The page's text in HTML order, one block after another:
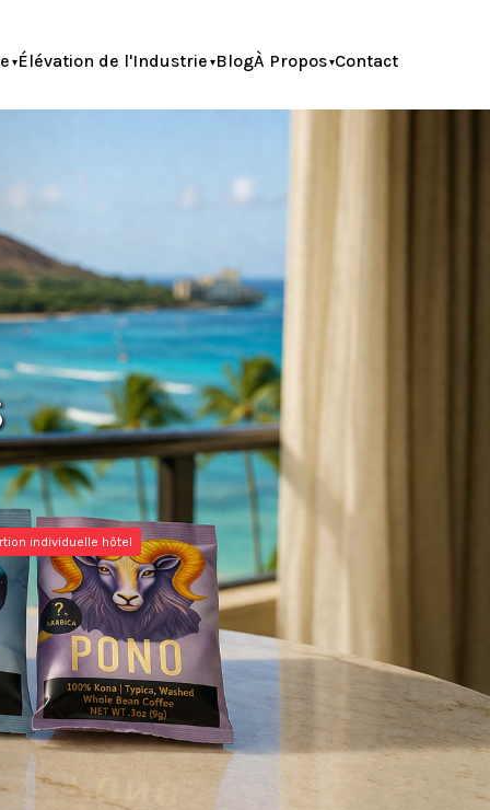
Élévation de l'Industrie BlogÀ Propos Contact
individuelle hôtel